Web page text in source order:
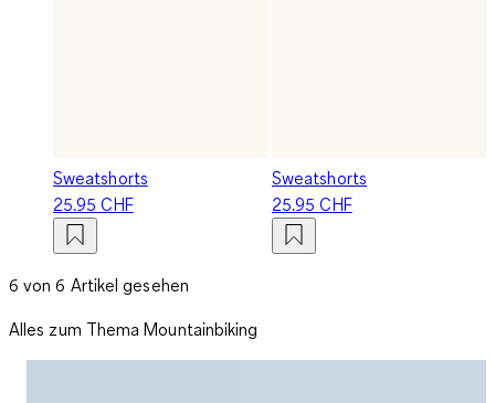
Sweatshorts
25.95 CHF
Sweatshorts
25.95 CHF
6 von 6 Artikel gesehen
Alles zum Thema Mountainbiking